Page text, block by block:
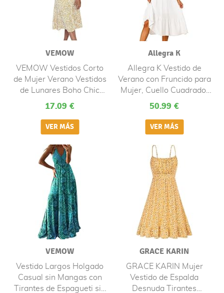
VEMOW
VEMOW Vestidos Corto
de Mujer Verano Vestidos
de Lunares Boho Chic
Dresses Atado Cuello en
Noche, Estampado Flores
Sexy Casual Vestidos
Bohemio Maxi de
Fiesta(H Amarillo,L)
17.09 €
Allegra K
Allegra K Vestido de
Verano con Fruncido para
Mujer, Cuello Cuadrado,
Estilo Bohemio, sin
Media Pierna Blanco L
50.99 €
VEMOW
Vestido Largos Holgado
Casual sin Mangas con
Tirantes de Espagueti sin
GRACE KARIN
GRACE KARIN Mujer
Vestido de Espalda
Desnuda Tirantes